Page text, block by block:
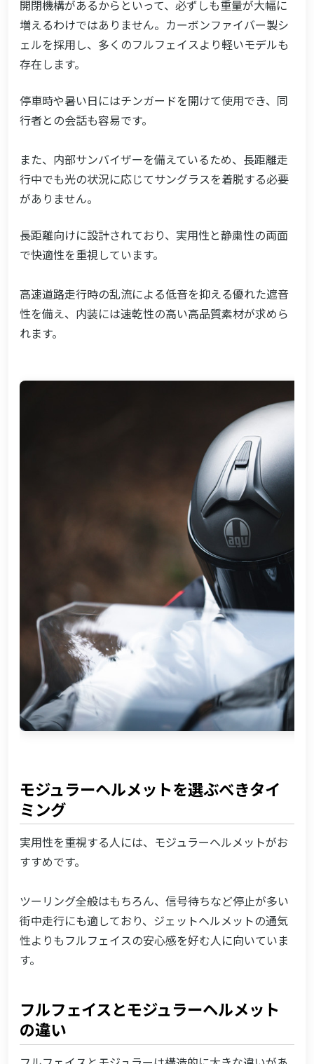
開閉機構があるからといって、必ずしも重量が大幅に
増えるわけではありません。カーボンファイバー製シ
ェルを採用し、多くのフルフェイスより軽いモデルも
存在します。
停車時や暑い日にはチンガードを開けて使用でき、同
行者との会話も容易です。
また、内部サンバイザーを備えているため、長距離走
行中でも光の状況に応じてサングラスを着脱する必要
がありません。
長距離向けに設計されており、実用性と静粛性の両面
で快適性を重視しています。
高速道路走行時の乱流による低音を抑える優れた遮音
性を備え、内装には速乾性の高い高品質素材が求めら
れます。
モジュラーヘルメットを選ぶべきタイ
ミング
実用性を重視する人には、モジュラーヘルメットがお
すすめです。
ツーリング全般はもちろん、信号待ちなど停止が多い
街中走行にも適しており、ジェットヘルメットの通気
性よりもフルフェイスの安心感を好む人に向いていま
す。
フルフェイスとモジュラーヘルメット
の違い